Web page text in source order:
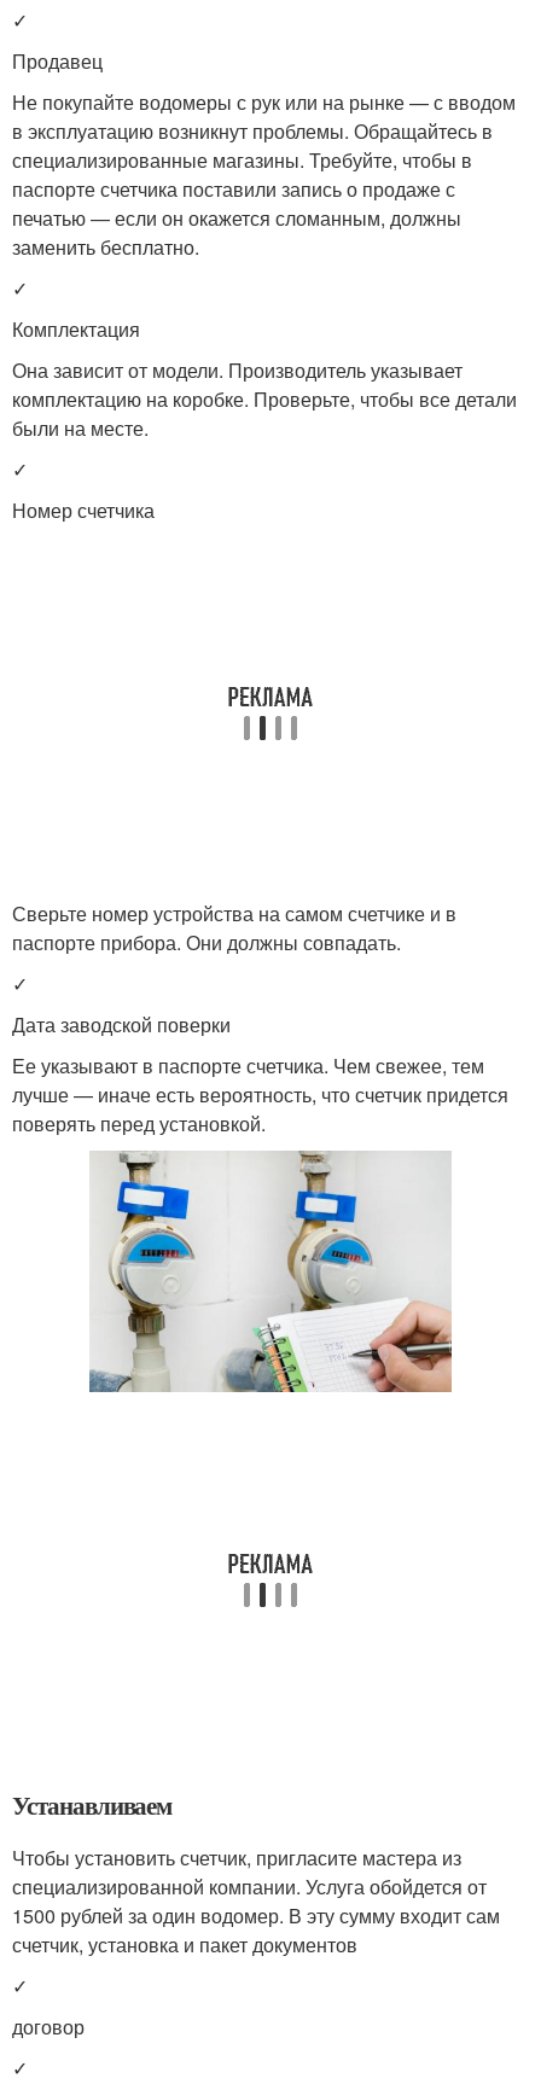
✓
Продавец
Не покупайте водомеры с рук или на рынке — с вводом
в эксплуатацию возникнут проблемы. Обращайтесь в
специализированные магазины. Требуйте, чтобы в
паспорте счетчика поставили запись о продаже с
печатью — если он окажется сломанным, должны
заменить бесплатно.
✓
Комплектация
Она зависит от модели. Производитель указывает
комплектацию на коробке. Проверьте, чтобы все детали
были на месте.
✓
Номер счетчика
Сверьте номер устройства на самом счетчике и в
паспорте прибора. Они должны совпадать.
✓
Дата заводской поверки
Ее указывают в паспорте счетчика. Чем свежее, тем
лучше — иначе есть вероятность, что счетчик придется
поверять перед установкой.
Устанавливаем
Чтобы установить счетчик, пригласите мастера из
специализированной компании. Услуга обойдется от
1500 рублей за один водомер. В эту сумму входит сам
счетчик, установка и пакет документов
✓
договор
✓